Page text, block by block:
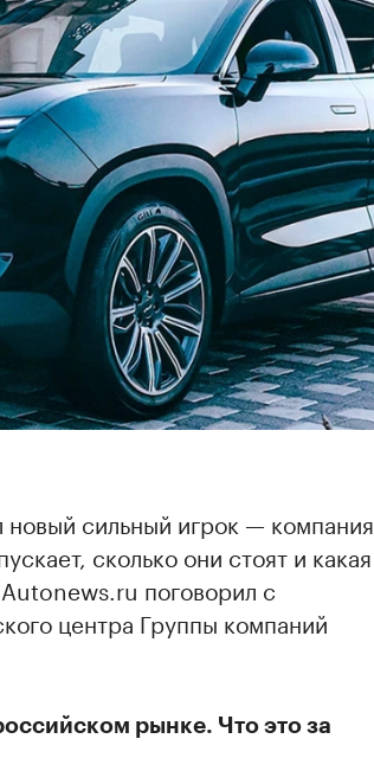
сильный игрок — компания
сколько они стоят и какая
поговорил с
центра Группы компаний
рынке. Что это за